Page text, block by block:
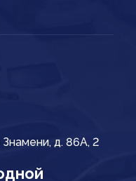
Знамени, д. 86А, 2